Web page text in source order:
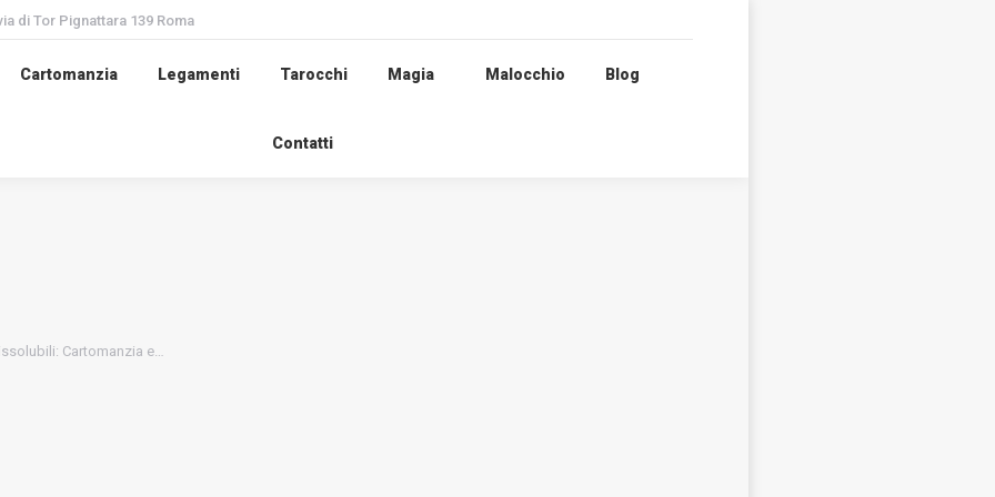
di Tor Pignattara 139 Roma
Cartomanzia Legamenti Tarocchi Magia Malocchio Blog
Contatti
Cartomanzia e…